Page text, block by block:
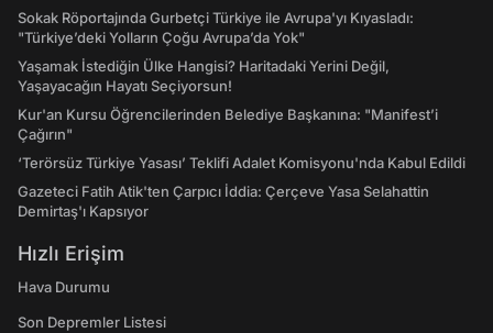
Sokak Röportajında Gurbetçi Türkiye ile Avrupa'yı Kıyasladı:
"Türkiye’deki Yolların Çoğu Avrupa’da Yok"
Yaşamak İstediğin Ülke Hangisi? Haritadaki Yerini Değil,
Yaşayacağın Hayatı Seçiyorsun!
Kur'an Kursu Öğrencilerinden Belediye Başkanına: "Manifest’i
Çağırın"
‘Terörsüz Türkiye Yasası’ Teklifi Adalet Komisyonu'nda Kabul Edildi
Gazeteci Fatih Atik'ten Çarpıcı İddia: Çerçeve Yasa Selahattin
Demirtaş'ı Kapsıyor
Hızlı Erişim
Hava Durumu
Son Depremler Listesi